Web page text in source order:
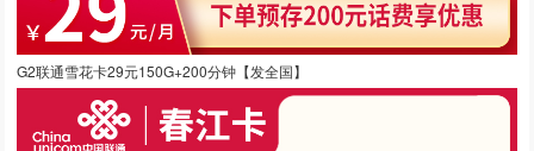
G2联通雪花卡29元150G+200分钟【发全国】